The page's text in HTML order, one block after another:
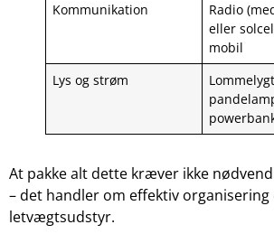
Kommunikation
Radio
eller
mobil
Lys og strøm
At pakke alt dette kræver ikke
– det handler om effektiv
letvægtsudstyr.